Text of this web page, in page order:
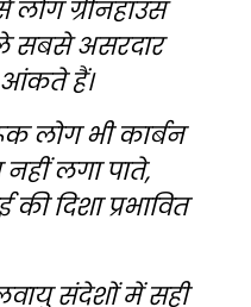
लोग ग्रीनहाउस
सबसे असरदार
हैं।
लोग भी कार्बन
लगा पाते,
दिशा प्रभावित
संदेशों में सही